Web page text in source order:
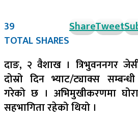
39
TOTAL SHARES
ShareTweet
दाङ, २ वैशाख । त्रिभुवननगर
दोस्रो दिन भ्याट/ट्याक्स
गरेको छ । अभिमुखीकरणमा
सहभागिता रहेको थियो ।